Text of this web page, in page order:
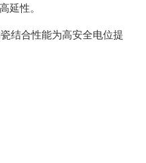
延性。
结合性能为高安全电位提